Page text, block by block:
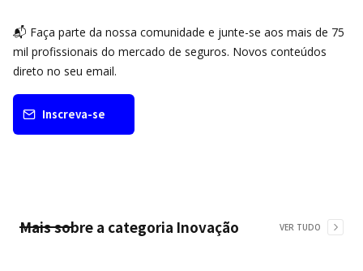
📬 Faça parte da nossa comunidade e junte-se aos mais de 75
mil profissionais do mercado de seguros. Novos conteúdos
direto no seu email.
Inscreva-se
Mais sobre a categoria Inovação VER TUDO